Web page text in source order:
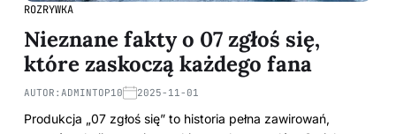
ROZRYWKA
Nieznane fakty o 07 zgłoś się,
które zaskoczą każdego fana
AUTOR: ADMINTOP10 2025-11-01
Produkcja „07 zgłoś się” to historia pełna zawirowań,